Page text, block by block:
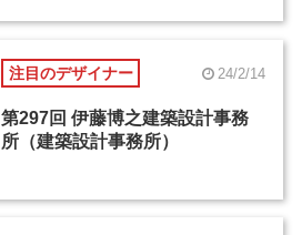
注目のデザイナー 24/2/14
第297回 伊藤博之建築設計事務
所（建築設計事務所）